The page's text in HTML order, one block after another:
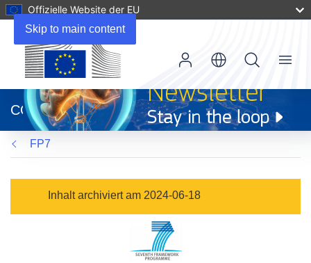
Skip to main content
Offizielle Website der EU
neuem
Fenster)
CORDIS
Menu
FP7
Inhalt archiviert am 2024-06-18